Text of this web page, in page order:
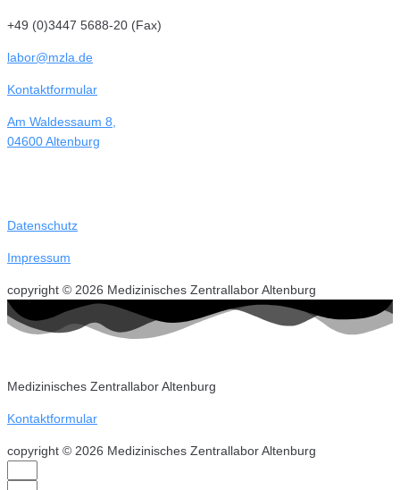
+49 (0)3447 5688-20 (Fax)
labor@mzla.de
Kontaktformular
Am Waldessaum 8,
04600 Altenburg
Datenschutz
Impressum
copyright © 2026 Medizinisches Zentrallabor Altenburg
Medizinisches Zentrallabor Altenburg
Kontaktformular
copyright © 2026 Medizinisches Zentrallabor Altenburg